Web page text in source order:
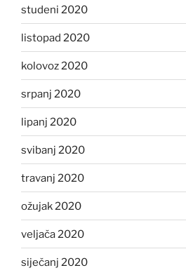
studeni 2020
listopad 2020
kolovoz 2020
srpanj 2020
lipanj 2020
svibanj 2020
travanj 2020
ožujak 2020
veljača 2020
siječanj 2020